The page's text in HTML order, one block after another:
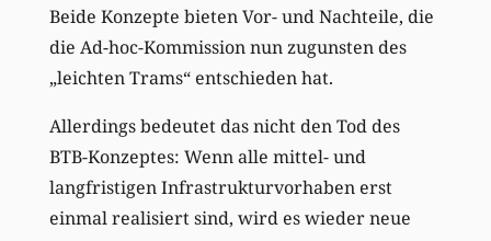
Beide Konzepte bieten Vor- und Nachteile, die
die Ad-hoc-Kommission nun zugunsten des
„leichten Trams“ entschieden hat.
Allerdings bedeutet das nicht den Tod des
BTB-Konzeptes: Wenn alle mittel- und
langfristigen Infrastrukturvorhaben erst
einmal realisiert sind, wird es wieder neue